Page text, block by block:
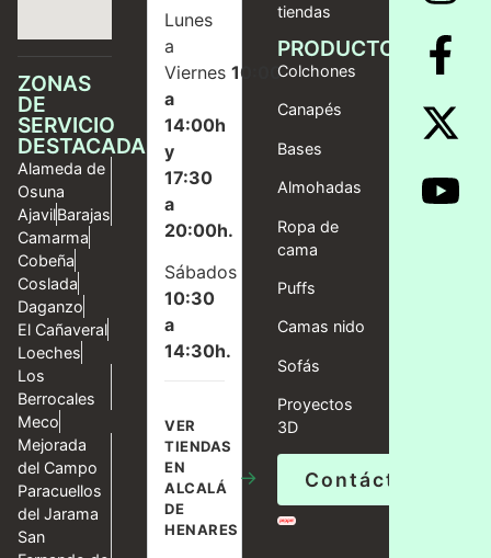
ZONAS
DE
SERVICIO
DESTACADAS
Alameda de
Osuna
AjavilBarajas
Camarma
Cobeña
Coslada
Daganzo
El Cañaveral
Loeches
Los
Berrocales
Meco
Mejorada
del Campo
Paracuellos
del Jarama
San
Lunes
a
Viernes10:00
a
14:00h
y
17:30
a
20:00h.
Sábados
10:30
a
14:30h.
VER
TIENDAS
EN
ALCALÁ
DE
HENARES
→
tiendas
PRODUCTOS
Colchones
Canapés
Bases
Almohadas
Ropa de
cama
Puffs
Camas nido
Sofás
Proyectos
3D
Contáctanos